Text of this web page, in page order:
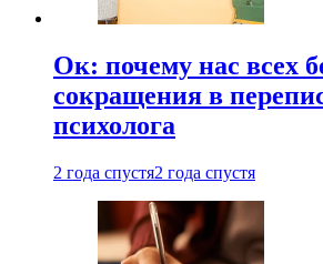
Ок: почему нас всех
сокращения в
психолога
2 года спустя2 года спустя